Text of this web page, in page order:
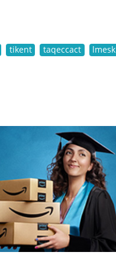
tikent taqeccact lmesk